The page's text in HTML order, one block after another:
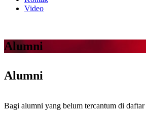
Video
Alumni
Alumni
Bagi alumni yang belum tercantum di